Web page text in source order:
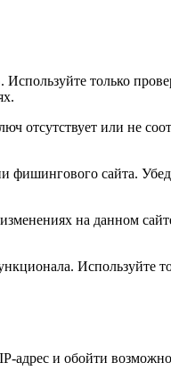
. Используйте только
или не
сайта.
на данном
Используйте
адрес и обойти